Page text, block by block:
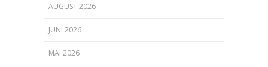
AUGUST 2026
JUNI 2026
MAI 2026